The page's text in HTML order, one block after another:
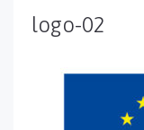
logo-02